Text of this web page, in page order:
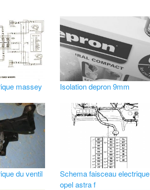
massey
Isolation depron 9mm
du ventil
Schema faisceau electrique
opel astra f